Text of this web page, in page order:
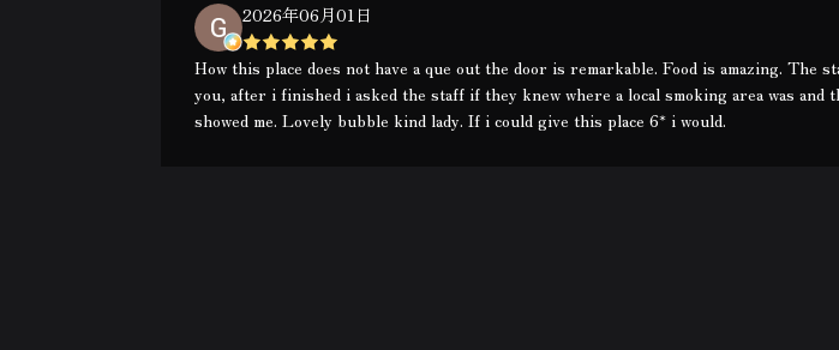
2026年06月01日
How this place does not have a que out the door is remarkable. Food is amazing. The
you, after i finished i asked the staff if they knew where a local smoking area was and
showed me. Lovely bubble kind lady. If i could give this place 6* i would.